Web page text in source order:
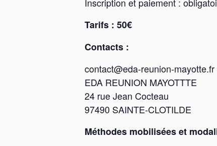
Tarifs : 50€
Contacts :
contact@eda-reunion-mayotte.fr
EDA REUNION MAYOTTTE
24 rue Jean Cocteau
97490 SAINTE-CLOTILDE
Méthodes mobilisées et